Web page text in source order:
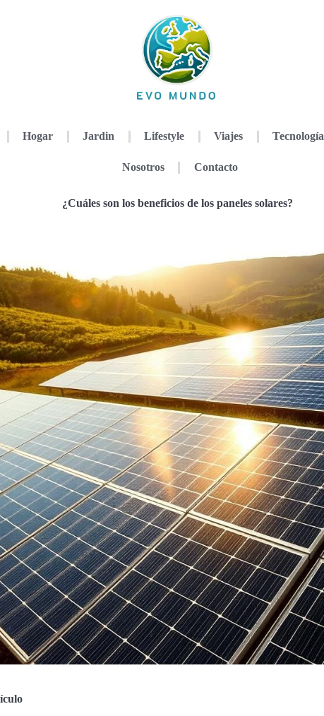
Hogar Jardin Lifestyle Viajes Tecnología
Nosotros Contacto
¿Cuáles son los beneficios de los paneles solares?